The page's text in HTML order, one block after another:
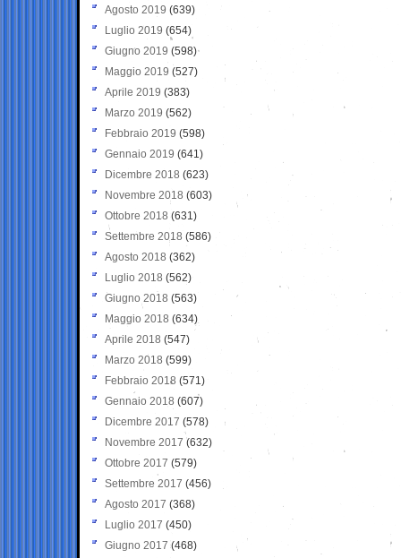
Agosto 2019 (639)
Luglio 2019 (654)
Giugno 2019 (598)
Maggio 2019 (527)
Aprile 2019 (383)
Marzo 2019 (562)
Febbraio 2019 (598)
Gennaio 2019 (641)
Dicembre 2018 (623)
Novembre 2018 (603)
Ottobre 2018 (631)
Settembre 2018 (586)
Agosto 2018 (362)
Luglio 2018 (562)
Giugno 2018 (563)
Maggio 2018 (634)
Aprile 2018 (547)
Marzo 2018 (599)
Febbraio 2018 (571)
Gennaio 2018 (607)
Dicembre 2017 (578)
Novembre 2017 (632)
Ottobre 2017 (579)
Settembre 2017 (456)
Agosto 2017 (368)
Luglio 2017 (450)
Giugno 2017 (468)